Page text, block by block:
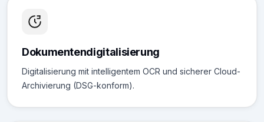
Dokumentendigitalisierung
Digitalisierung mit intelligentem OCR und sicherer Cloud-
Archivierung (DSG-konform).